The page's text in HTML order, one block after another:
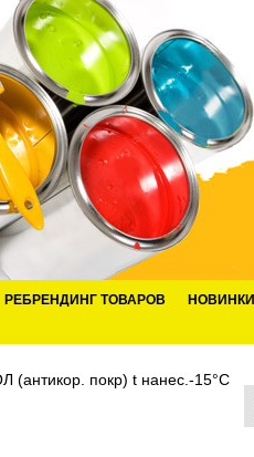
РЕБРЕНДИНГ ТОВАРОВ НОВИНКИ
(антикор. покр) t нанес.-15°С